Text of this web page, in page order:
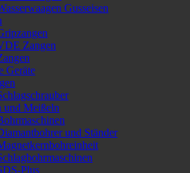
Gusseisen
Zangen
Geräte
und Meißeln
und Ständer
Plus